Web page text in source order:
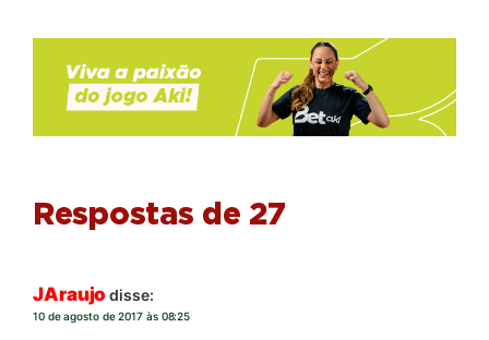
Respostas de 27
JAraujo disse:
10 de agosto de 2017 às 08:25